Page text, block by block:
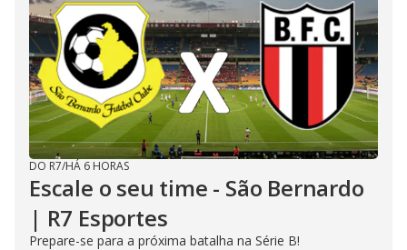
DO R7/HÁ 6 HORAS
Escale o seu time - São Bernardo
| R7 Esportes
Prepare-se para a próxima batalha na Série B!